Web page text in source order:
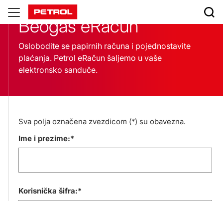
BeoGas
eracun
Beogas eRačun
Oslobodite se papirnih računa i pojednostavite
plaćanja. Petrol eRačun šaljemo u vaše
elektronsko sanduče.
Sva polja označena zvezdicom (*) su obavezna.
Ime i prezime:*
Korisnička šifra:*